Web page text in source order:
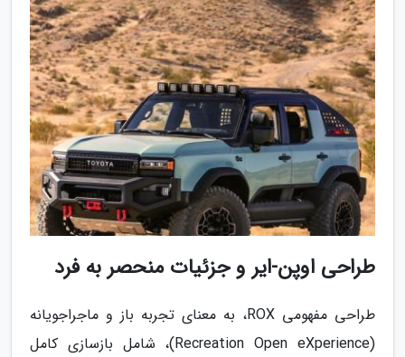
طراحی اوپن-ایر و جزئیات منحصر به فرد
طراحی مفهومی ROX، به معنای تجربه باز و ماجراجویانه
(Recreation Open eXperience)، شامل بازسازی کامل